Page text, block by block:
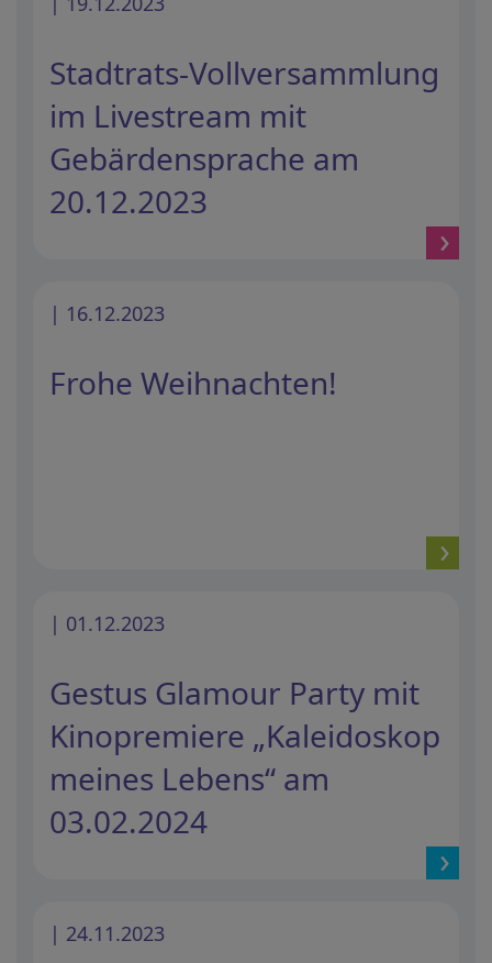
Stadtrats-Vollversammlung
im Livestream mit
Gebärdensprache am
20.12.2023
| 16.12.2023
Frohe Weihnachten!
| 01.12.2023
Gestus Glamour Party mit
Kinopremiere „Kaleidoskop
meines Lebens“ am
03.02.2024
| 24.11.2023